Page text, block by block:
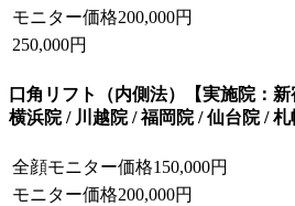
モニター価格200,000円
250,000円
口角リフト（内側法）
【実施院：
横浜院 / 川越院 / 福岡院 / 仙台院 / 札
全顔モニター価格150,000円
モニター価格200,000円